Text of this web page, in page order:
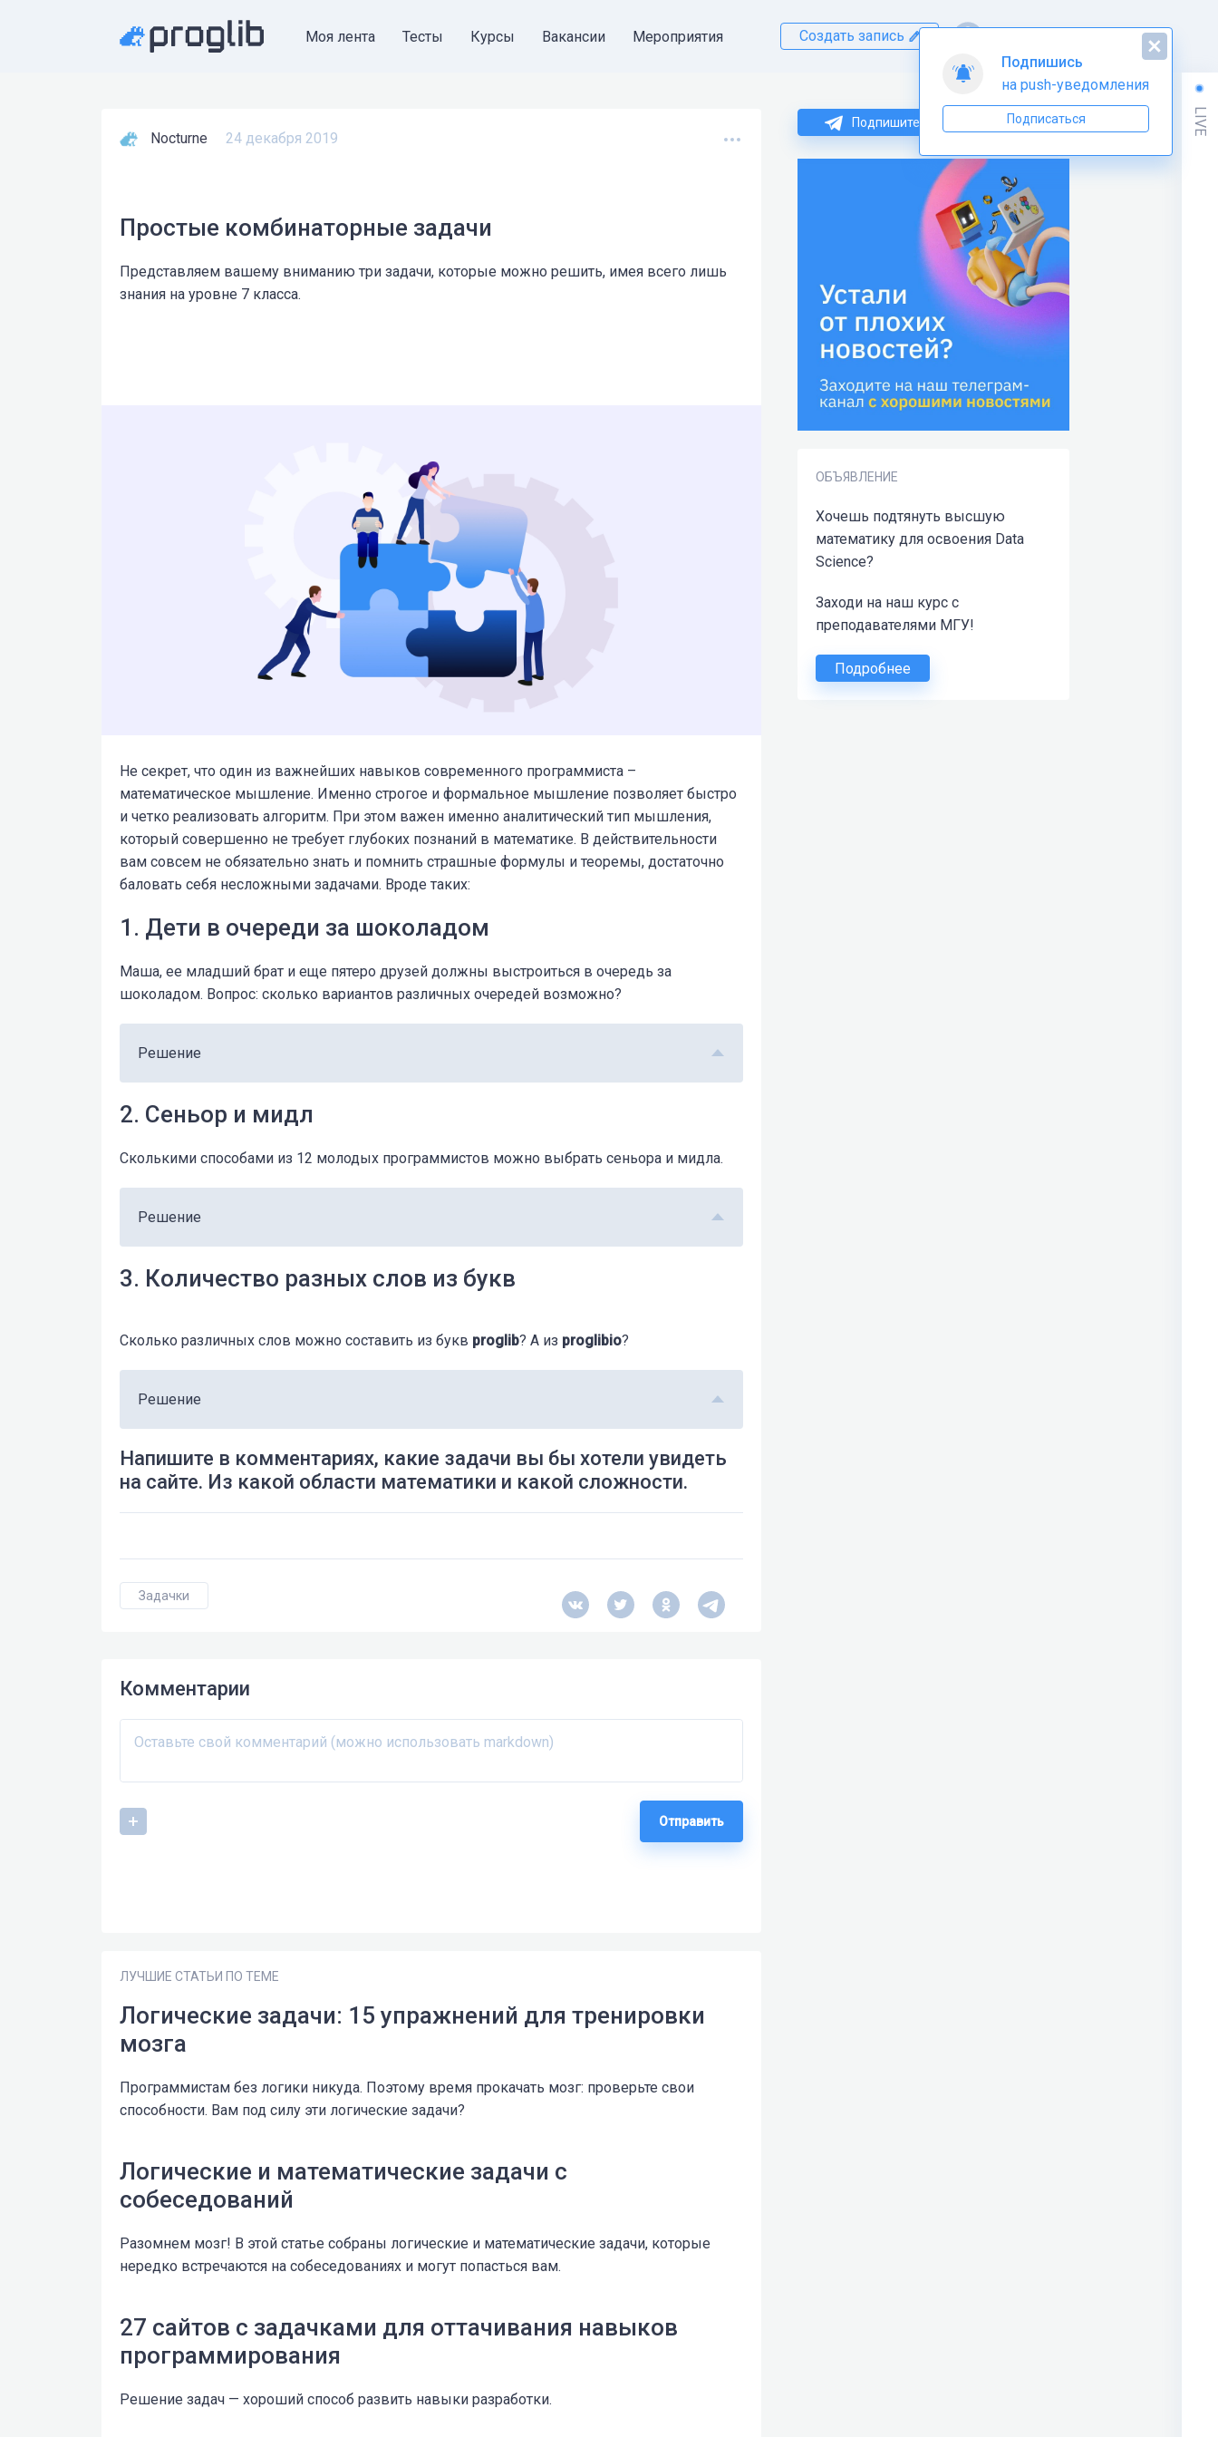
Моя лента Тесты Курсы Вакансии Мероприятия Создать запись
Подпишитесь на нас в Telegram
ОБЪЯВЛЕНИЕ
Хочешь подтянуть высшую
математику для освоения Data
Science?
Заходи на наш курс с
преподавателями МГУ!
Подробнее
Nocturne 24 декабря 2019
Простые комбинаторные задачи
Представляем вашему вниманию три задачи, которые можно решить, имея всего лишь
знания на уровне 7 класса.
Не секрет, что один из важнейших навыков современного программиста –
математическое мышление. Именно строгое и формальное мышление позволяет быстро
и четко реализовать алгоритм. При этом важен именно аналитический тип мышления,
который совершенно не требует глубоких познаний в математике. В действительности
вам совсем не обязательно знать и помнить страшные формулы и теоремы, достаточно
баловать себя несложными задачами. Вроде таких:
1. Дети в очереди за шоколадом
Маша, ее младший брат и еще пятеро друзей должны выстроиться в очередь за
шоколадом. Вопрос: сколько вариантов различных очередей возможно?
Решение
2. Сеньор и мидл
Сколькими способами из 12 молодых программистов можно выбрать сеньора и мидла.
Решение
3. Количество разных слов из букв
Сколько различных слов можно составить из букв proglib? А из proglibio?
Решение
Напишите в комментариях, какие задачи вы бы хотели увидеть
на сайте. Из какой области математики и какой сложности.
Задачки
Комментарии
Отправить
ЛУЧШИЕ СТАТЬИ ПО ТЕМЕ
Логические задачи: 15 упражнений для тренировки
мозга
Программистам без логики никуда. Поэтому время прокачать мозг: проверьте свои
способности. Вам под силу эти логические задачи?
Логические и математические задачи с
собеседований
Разомнем мозг! В этой статье собраны логические и математические задачи, которые
нередко встречаются на собеседованиях и могут попасться вам.
27 сайтов с задачками для оттачивания навыков
программирования
Решение задач — хороший способ развить навыки разработки.
LIVE
Подпишись
на push-уведомления
Подписаться